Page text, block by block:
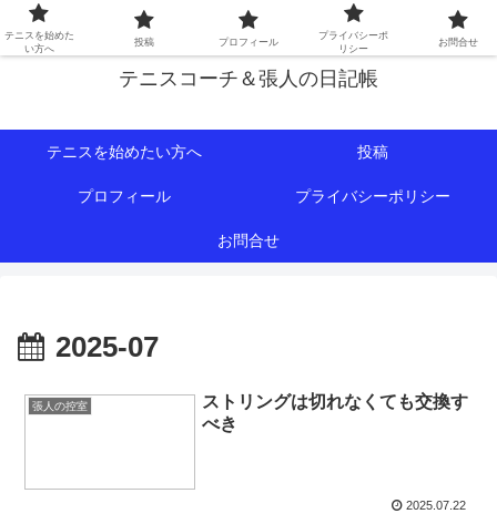
初心者∼中級者向けの情報を中心にテニスライフをサポート！
テニスコーチ＆張人の日記帳
テニスを始めたい方へ 投稿
プロフィール プライバシーポリシー
お問合せ
2025-07
張人の控室
ストリングは切れなくても交換す
べき
2025.07.22
テニスを始めた
い方へ
投稿 プロフィール
プライバシーポ
リシー
お問合せ